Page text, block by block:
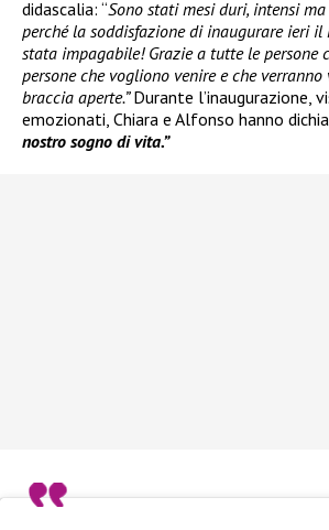
didascalia: “Sono stati mesi duri, intensi
perché la soddisfazione di inaugurare ieri il
stata impagabile! Grazie a tutte le persone
persone che vogliono venire e che
braccia aperte.”Durante l’inaugurazione,
emozionati, Chiara e Alfonso hanno
nostro sogno di vita.”